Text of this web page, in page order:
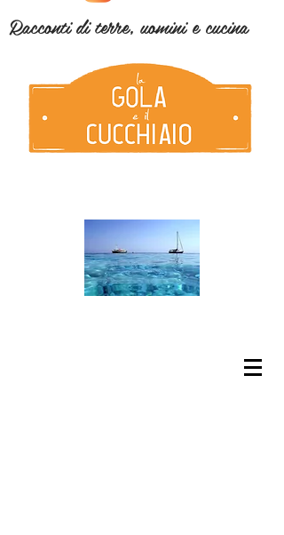
Racconti di terre, uomini e cucina